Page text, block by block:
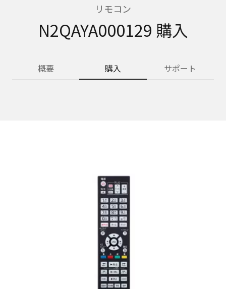
リモコン
N2QAYA000129 購入
概要 購入 サポート